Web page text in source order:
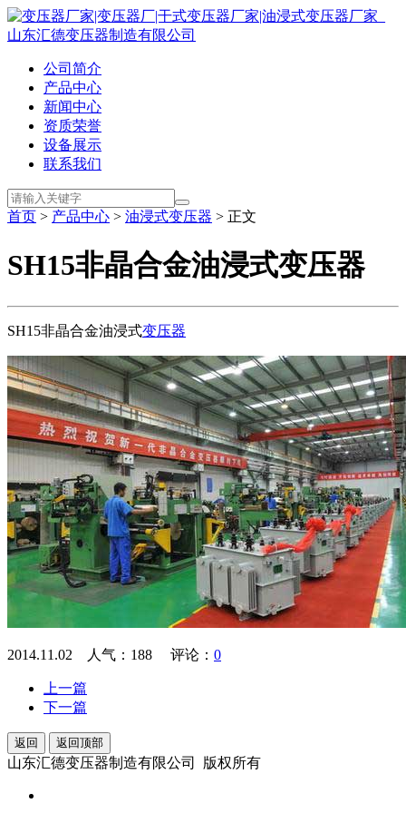
公司简介
产品中心
新闻中心
资质荣誉
设备展示
联系我们
首页 > 产品中心 > 油浸式变压器 > 正文
SH15非晶合金油浸式变压器
SH15非晶合金油浸式变压器
2014.11.02 人气： 188 评论： 0
上一篇
下一篇
返回 返回顶部
山东汇德变压器制造有限公司 版权所有